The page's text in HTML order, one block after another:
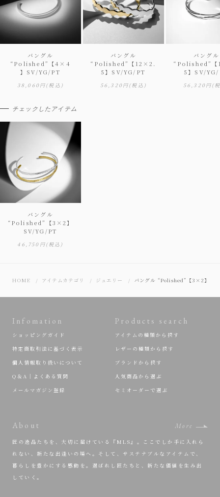
バングル
“Polished”【4×4
】SV/YG/PT
38,060円(税込)
バングル
“Polished”【12×2.
5】SV/YG/PT
56,320円(税込)
バングル
“Polished”
5】SV/
56,320円(
チェックしたアイテム
バングル
“Polished”【3×2】
SV/YG/PT
46,750円(税込)
HOME アイテムカテゴリ ジュエリー バングル “Polished”【3×2】SV/
About More
匠の逸品たちを、大切に届けている『MLS』。ここでしか手に入れら
れない、新たな出逢いの場へ。そして、サステナブルなアイテムで、
暮らしを豊かにする感動を。選ばれし匠たちと、新たな価値を生み出
していく。
Infomation
ショッピングガイド
特定商取引法に基づく表示
個人情報取り扱いについて
Q＆A｜よくある質問
メールマガジン登録
Products search
アイテムの種類から探す
レザーの種類から探す
ブランドから探す
人気商品から選ぶ
セミオーダーで選ぶ